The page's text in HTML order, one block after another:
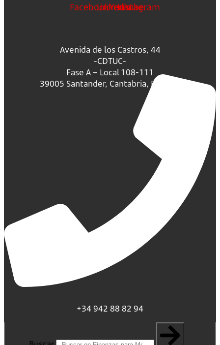
FacebookLinkedin
Youtube
Instagram
Avenida de los Castros, 44
-CDTUC-
Fase A – Local 108-111
39005 Santander, Cantabria, España.
+34 942 88 82 94